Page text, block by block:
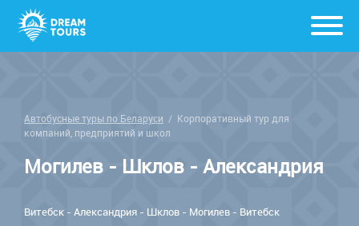
Автобусные туры по Беларуси / Корпоративный тур для
компаний, предприятий и школ
Могилев - Шклов - Александрия
Витебск - Александрия - Шклов - Могилев - Витебск